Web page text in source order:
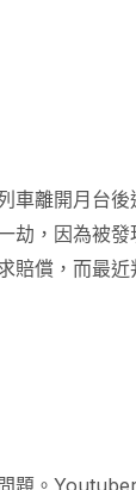
維持」。就
車離開月台後
劫，因為被
賠償，而最近
題。